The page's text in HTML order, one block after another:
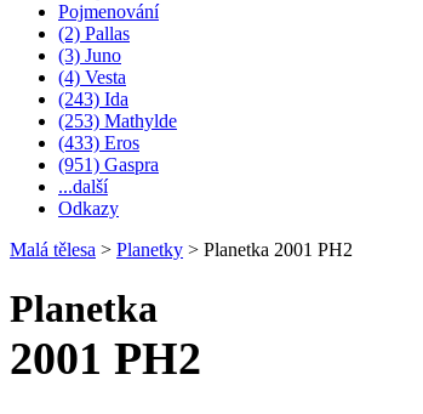
Pojmenování
(2) Pallas
(3) Juno
(4) Vesta
(243) Ida
(253) Mathylde
(433) Eros
(951) Gaspra
...další
Odkazy
Malá tělesa > Planetky > Planetka 2001 PH2
Planetka
2001 PH2